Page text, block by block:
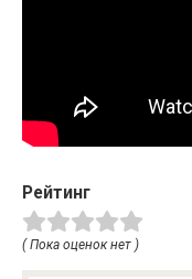
Рейтинг
( Пока оценок нет )